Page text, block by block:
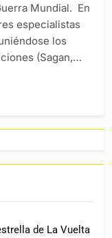
Mundial. En
especialistas
los
(Sagan,…
de La Vuelta